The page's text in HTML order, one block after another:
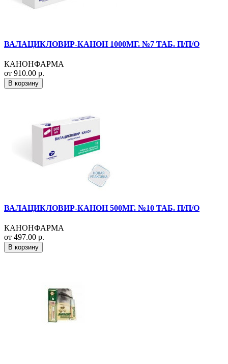
ВАЛАЦИКЛОВИР-КАНОН 1000МГ. №7 ТАБ. П/П/О
КАНОНФАРМА
от 910.00 р.
В корзину
ВАЛАЦИКЛОВИР-КАНОН 500МГ. №10 ТАБ. П/П/О
КАНОНФАРМА
от 497.00 р.
В корзину